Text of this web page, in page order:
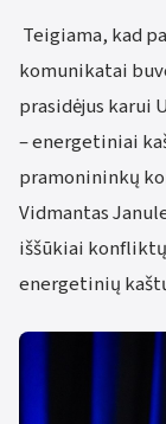
Teigiama, kad
komunikatai
prasidėjus karui
– energetiniai
pramonininkų
Vidmantas
iššūkiai
energetinių